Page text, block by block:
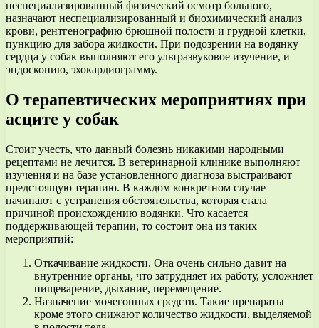
неспециализированный физический осмотр больного,
назначают неспециализированный и биохимический анализ
крови, рентгенографию брюшной полости и грудной клетки,
пункцию для забора жидкости. При подозрении на водянку
сердца у собак выполняют его ультразвуковое изучение, и
эндоскопию, эхокардиограмму.
О терапевтических мероприятиях при
асците у собак
Стоит учесть, что данный болезнь никакими народными
рецептами не лечится. В ветеринарной клинике выполняют
изучения и на базе установленного диагноза выстраивают
предстоящую терапию. В каждом конкретном случае
начинают с устранения обстоятельства, которая стала
причиной происхождению водянки. Что касается
поддерживающей терапии, то состоит она из таких
мероприятий:
Откачивание жидкости. Она очень сильно давит на
внутренние органы, что затрудняет их работу, усложняет
пищеварение, дыхание, перемещение.
Назначение мочегонных средств. Такие препараты
кроме этого снижают количество жидкости, выделяемой